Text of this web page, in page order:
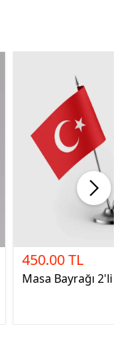
450.00 TL
Masa Bayrağı 2'li